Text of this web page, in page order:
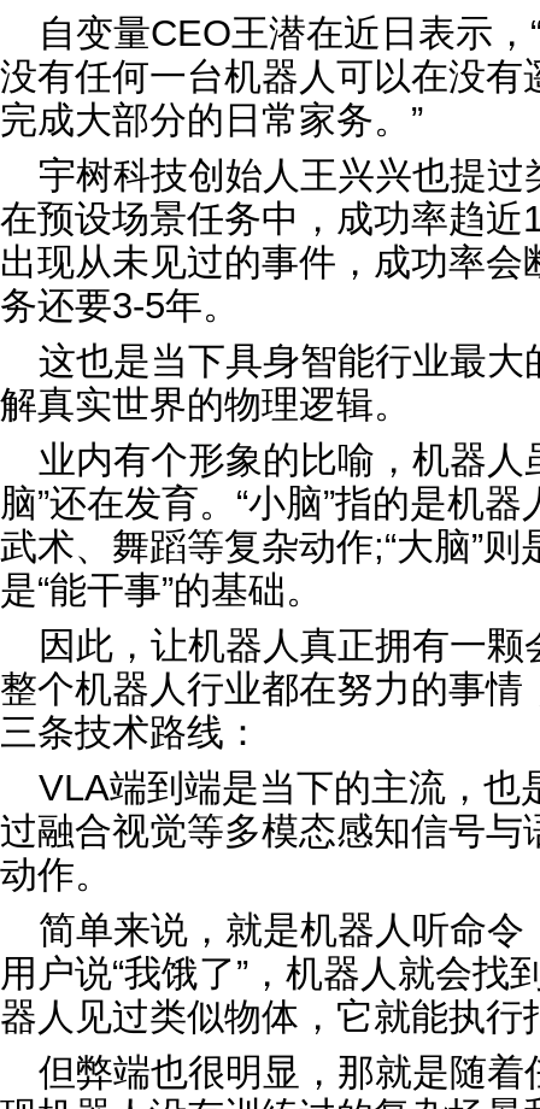
自变量CEO王潜在近日表示
没有任何一台机器人可以在没
完成大部分的日常家务。”
宇树科技创始人王兴兴也提
在预设场景任务中，成功率趋
出现从未见过的事件，成功率
务还要3-5年。
这也是当下具身智能行业最
解真实世界的物理逻辑。
业内有个形象的比喻，机器人
脑”还在发育。“小脑”指的是机
武术、舞蹈等复杂动作;“大脑”
是“能干事”的基础。
因此，让机器人真正拥有一颗
整个机器人行业都在努力的事
三条技术路线：
VLA端到端是当下的主流，也
过融合视觉等多模态感知信号
动作。
简单来说，就是机器人听命
用户说“我饿了”，机器人就会找
器人见过类似物体，它就能执行
但弊端也很明显，那就是随